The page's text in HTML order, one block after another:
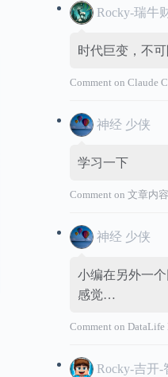
Rocky-瑞牛
时代巨变，不
Comment onClaude Code
神经 少侠
学习一下
Comment on文章内容
神经 少侠
小编在另外一个
感觉…
Comment onDataLife